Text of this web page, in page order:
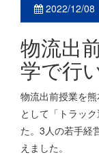
2022/12/08
物流出
学で行
物流出前授業を
として「トラッ
た。3人の若手経
えました。